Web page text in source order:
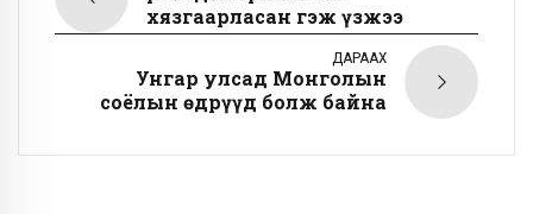
хязгаарласан гэж үзжээ
ДАРААХ
Унгар улсад Монголын
соёлын өдрүүд болж байна